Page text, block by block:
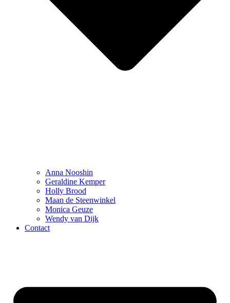
Anna Nooshin
Geraldine Kemper
Holly Brood
Maan de Steenwinkel
Monica Geuze
Wendy van Dijk
Contact